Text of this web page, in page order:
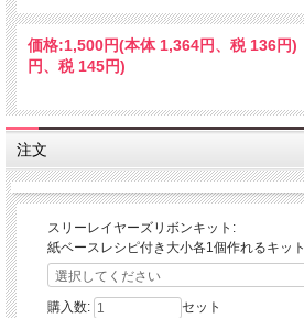
価格:1,500円(本体 1,364円、税 136円)
円、税 145円)
注文
スリーレイヤーズリボンキット:
紙ベースレシピ付き大小各1個作れるキット
購入数: セット